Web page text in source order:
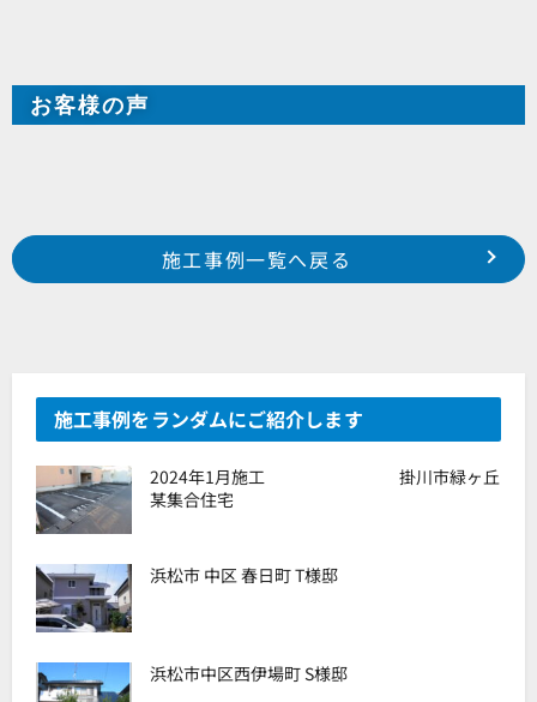
お客様の声
Prev
浜松市 北区 引佐町 M様邸
中区 田町 某借ビル様
施工事例一覧へ戻る
施工事例をランダムにご紹介します
2024年1月施工 掛川市緑ヶ丘
某集合住宅
浜松市 中区 春日町 T様邸
浜松市中区西伊場町 S様邸